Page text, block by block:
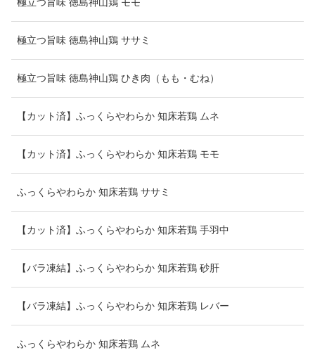
極立つ旨味 徳島神山鶏 ササミ
極立つ旨味 徳島神山鶏 ひき肉（もも・むね）
【カット済】ふっくらやわらか 知床若鶏 ムネ
【カット済】ふっくらやわらか 知床若鶏 モモ
ふっくらやわらか 知床若鶏 ササミ
【カット済】ふっくらやわらか 知床若鶏 手羽中
【バラ凍結】ふっくらやわらか 知床若鶏 砂肝
【バラ凍結】ふっくらやわらか 知床若鶏 レバー
ふっくらやわらか 知床若鶏 ムネ